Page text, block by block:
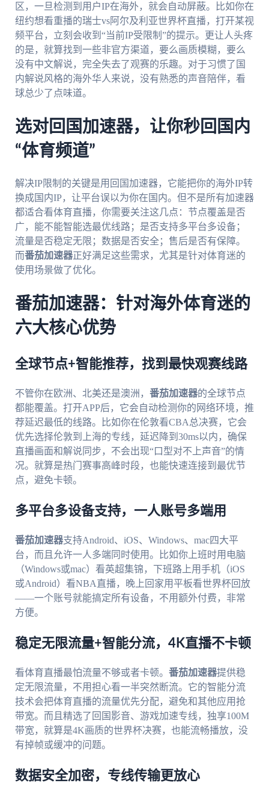
区，一旦检测到用户IP在海外，就会自动屏蔽。比如你在
纽约想看重播的瑞士vs阿尔及利亚世界杯直播，打开某视
频平台，立刻会收到“当前IP受限制”的提示。更让人头疼
的是，就算找到一些非官方渠道，要么画质模糊，要么
没有中文解说，完全失去了观赛的乐趣。对于习惯了国
内解说风格的海外华人来说，没有熟悉的声音陪伴，看
球总少了点味道。
选对回国加速器，让你秒回国内
“体育频道”
解决IP限制的关键是用回国加速器，它能把你的海外IP转
换成国内IP，让平台误以为你在国内。但不是所有加速器
都适合看体育直播，你需要关注这几点：节点覆盖是否
广，能不能智能选最优线路；是否支持多平台多设备；
流量是否稳定无限；数据是否安全；售后是否有保障。
而番茄加速器正好满足这些需求，尤其是针对体育迷的
使用场景做了优化。
番茄加速器：针对海外体育迷的
六大核心优势
全球节点+智能推荐，找到最快观赛线路
不管你在欧洲、北美还是澳洲， 番茄加速器的全球节点
都能覆盖。打开APP后，它会自动检测你的网络环境，推
荐延迟最低的线路。比如你在伦敦看CBA总决赛，它会
优先选择伦敦到上海的专线，延迟降到30ms以内，确保
直播画面和解说同步，不会出现“口型对不上声音”的情
况。就算是热门赛事高峰时段，也能快速连接到最优节
点，避免卡顿。
多平台多设备支持，一人账号多端用
番茄加速器支持Android、iOS、Windows、mac四大平
台，而且允许一人多端同时使用。比如你上班时用电脑
（Windows或mac）看英超集锦，下班路上用手机（iOS
或Android）看NBA直播，晚上回家用平板看世界杯回放
——一个账号就能搞定所有设备，不用额外付费，非常
方便。
稳定无限流量+智能分流，4K直播不卡顿
看体育直播最怕流量不够或者卡顿。 番茄加速器提供稳
定无限流量，不用担心看一半突然断流。它的智能分流
技术会把体育直播的流量优先分配，避免和其他应用抢
带宽。而且精选了回国影音、游戏加速专线，独享100M
带宽，就算是4K画质的世界杯决赛，也能流畅播放，没
有掉帧或缓冲的问题。
数据安全加密，专线传输更放心